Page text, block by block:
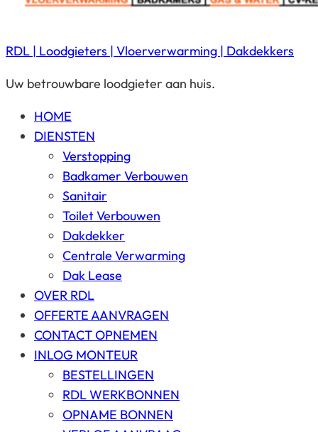
RDL | Loodgieters | Vloerverwarming | Dakdekkers
Uw betrouwbare loodgieter aan huis.
HOME
DIENSTEN
Verstopping
Badkamer Verbouwen
Sanitair
Toilet Verbouwen
Dakdekker
Centrale Verwarming
Dak Lease
OVER RDL
OFFERTE AANVRAGEN
CONTACT OPNEMEN
INLOG MONTEUR
BESTELLINGEN
RDL WERKBONNEN
OPNAME BONNEN